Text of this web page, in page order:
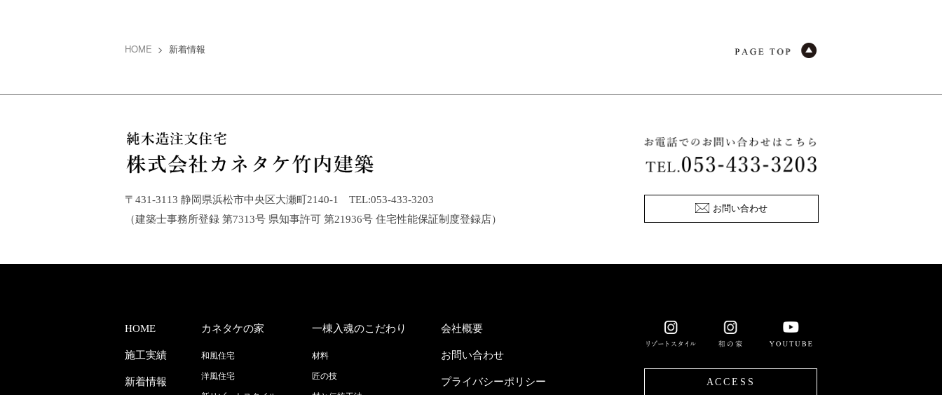
HOME > 新着情報
〒431-3113 静岡県浜松市中央区大瀬町2140-1 TEL:053-433-3203
（建築士事務所登録 第7313号 県知事許可 第21936号 住宅性能保証制度登録店）
お問い合わせ
HOME
施工実績
新着情報
カネタケの家
和風住宅
洋風住宅
一棟入魂のこだわり
材料
匠の技
会社概要
お問い合わせ
プライバシーポリシー ACCESS